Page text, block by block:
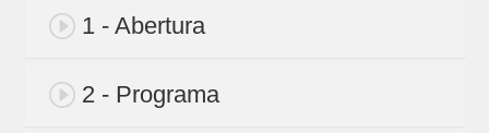
1 - Abertura
2 - Programa